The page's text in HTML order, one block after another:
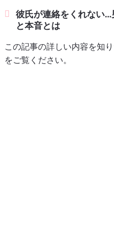
彼氏が連絡をくれない
と本音とは
この記事の詳しい内容を知
をご覧ください。